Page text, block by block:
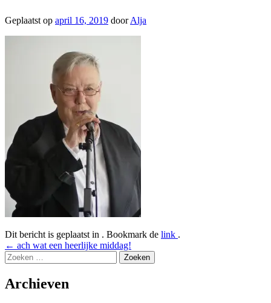
Geplaatst op april 16, 2019 doorAlja
Dit bericht is geplaatst in . Bookmark de link .
Bericht
navigatie
← ach wat een heerlijke middag!
Zoeken
naar:
Archieven